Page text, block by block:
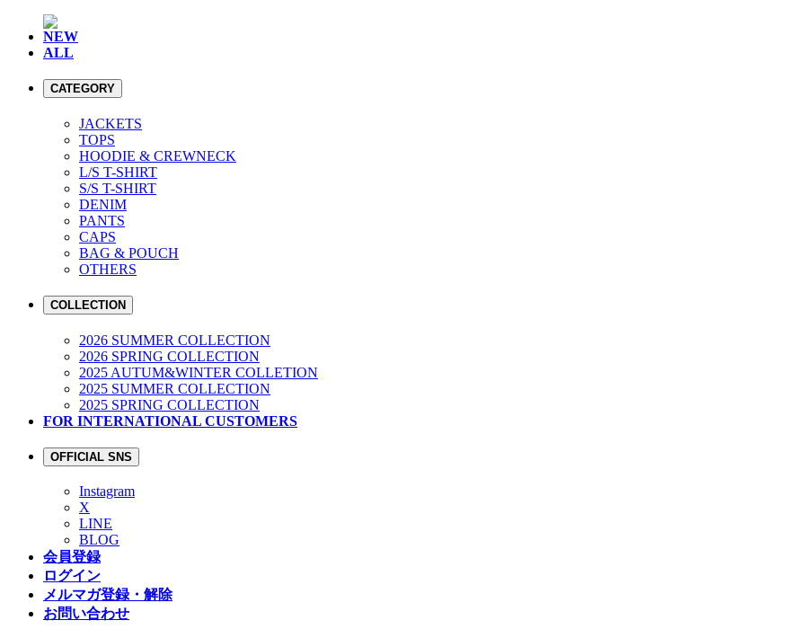
NEW
ALL
CATEGORY
JACKETS
TOPS
HOODIE & CREWNECK
L/S T-SHIRT
S/S T-SHIRT
DENIM
PANTS
CAPS
BAG & POUCH
OTHERS
COLLECTION
2026 SUMMER COLLECTION
2026 SPRING COLLECTION
2025 AUTUM&WINTER COLLETION
2025 SUMMER COLLECTION
2025 SPRING COLLECTION
FOR INTERNATIONAL CUSTOMERS
OFFICIAL SNS
Instagram
X
LINE
BLOG
会員登録
ログイン
メルマガ登録・解除
お問い合わせ